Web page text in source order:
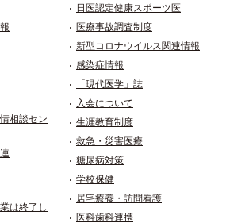
相談セン
は終了し
日医認定健康スポーツ医
医療事故調査制度
新型コロナウイルス関連情報
感染症情報
「現代医学」誌
入会について
生涯教育制度
救急・災害医療
糖尿病対策
学校保健
居宅療養・訪問看護
医科歯科連携